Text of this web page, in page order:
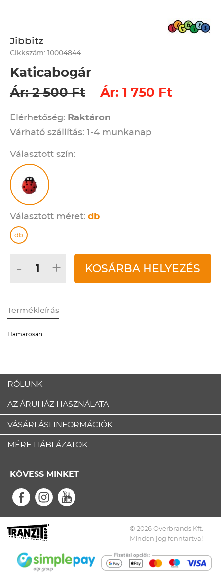
Jibbitz
Cikkszám: 10004844
Katicabogár
Ár: 2 500 Ft
Ár: 1 750 Ft
Elérhetőség: Raktáron
Várható szállítás: 1-4 munkanap
Választott szín:
Választott méret: db
db
- + KOSÁRBA HELYEZÉS
Termékleírás
Hamarosan ...
RÓLUNK
AZ ÁRUHÁZ HASZNÁLATA
VÁSÁRLÁSI INFORMÁCIÓK
MÉRETTÁBLÁZATOK
KÖVESS MINKET
© 2026 Overbrands Kft. -
Minden jog fenntartva!